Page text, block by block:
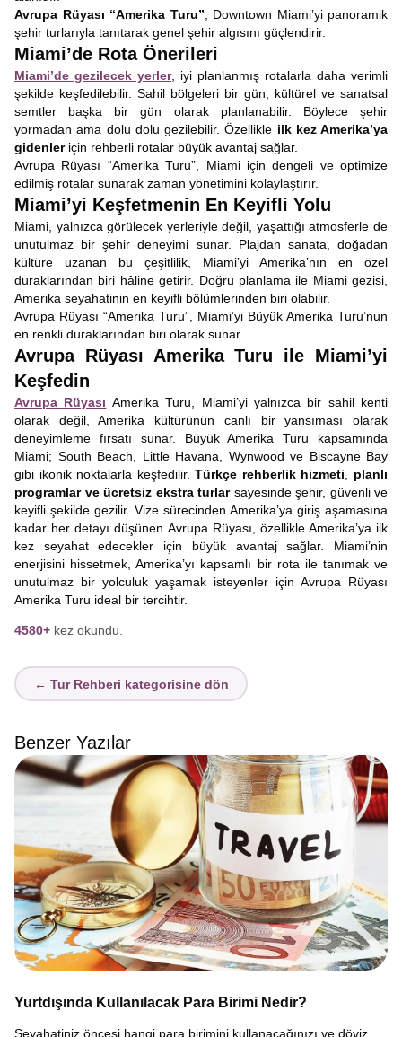
Avrupa Rüyası “Amerika Turu” , Downtown Miami’yi panoramik
şehir turlarıyla tanıtarak genel şehir algısını güçlendirir.
Miami’de Rota Önerileri
Miami’de gezilecek yerler, iyi planlanmış rotalarla daha verimli
şekilde keşfedilebilir. Sahil bölgeleri bir gün, kültürel ve sanatsal
semtler başka bir gün olarak planlanabilir. Böylece şehir
yormadan ama dolu dolu gezilebilir. Özellikle ilk kez Amerika’ya
gidenleriçin rehberli rotalar büyük avantaj sağlar.
Avrupa Rüyası “Amerika Turu”, Miami için dengeli ve optimize
edilmiş rotalar sunarak zaman yönetimini kolaylaştırır.
Miami’yi Keşfetmenin En Keyifli Yolu
Miami, yalnızca görülecek yerleriyle değil, yaşattığı atmosferle de
unutulmaz bir şehir deneyimi sunar. Plajdan sanata, doğadan
kültüre uzanan bu çeşitlilik, Miami’yi Amerika’nın en özel
duraklarından biri hâline getirir. Doğru planlama ile Miami gezisi,
Amerika seyahatinin en keyifli bölümlerinden biri olabilir.
Avrupa Rüyası “Amerika Turu”, Miami’yi Büyük Amerika Turu’nun
en renkli duraklarından biri olarak sunar.
Avrupa Rüyası Amerika Turu ile Miami’yi
Keşfedin
Avrupa Rüyası Amerika Turu, Miami’yi yalnızca bir sahil kenti
olarak değil, Amerika kültürünün canlı bir yansıması olarak
deneyimleme fırsatı sunar. Büyük Amerika Turu kapsamında
Miami; South Beach, Little Havana, Wynwood ve Biscayne Bay
gibi ikonik noktalarla keşfedilir.Türkçe rehberlik hizmeti
planlı
programlar ve ücretsiz ekstra turlar sayesinde şehir, güvenli ve
keyifli şekilde gezilir. Vize sürecinden Amerika’ya giriş aşamasına
kadar her detayı düşünen Avrupa Rüyası, özellikle Amerika’ya ilk
kez seyahat edecekler için büyük avantaj sağlar. Miami’nin
enerjisini hissetmek, Amerika’yı kapsamlı bir rota ile tanımak ve
unutulmaz bir yolculuk yaşamak isteyenler için Avrupa Rüyası
Amerika Turu ideal bir tercihtir.
4580+ kez okundu.
← Tur Rehberi kategorisine dön
Benzer Yazılar
Yurtdışında Kullanılacak Para Birimi Nedir?
Seyahatiniz öncesi hangi para birimini kullanacağınızı ve döviz